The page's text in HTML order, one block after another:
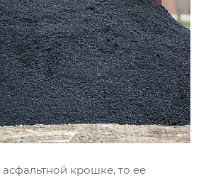
крошке, то ее